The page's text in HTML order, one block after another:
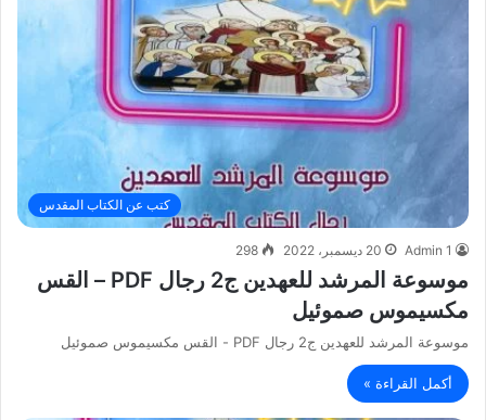
كتب عن الكتاب المقدس
Admin 1 20 ديسمبر، 2022 298
موسوعة المرشد للعهدين ج2 رجال PDF – القس
مكسيموس صموئيل
موسوعة المرشد للعهدين ج2 رجال PDF - القس مكسيموس صموئيل
أكمل القراءة »